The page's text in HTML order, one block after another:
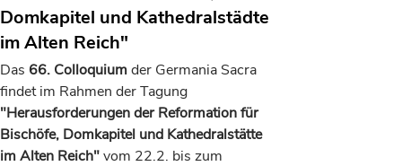
Domkapitel und Kathedralstädte
im Alten Reich"
Das 66. Colloquiumder Germania Sacra
findet im Rahmen der Tagung
"Herausforderungen der Reformation für
Bischöfe, Domkapitel und Kathedralstätte
im Alten Reich"vom 22.2. bis zum